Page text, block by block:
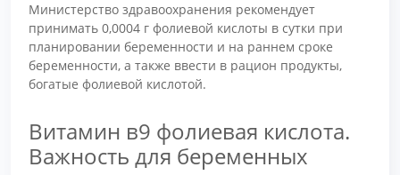
Министерство здравоохранения рекомендует
принимать 0,0004 г фолиевой кислоты в сутки при
планировании беременности и на раннем сроке
беременности, а также ввести в рацион продукты,
богатые фолиевой кислотой.
Витамин в9 фолиевая кислота.
Важность для беременных